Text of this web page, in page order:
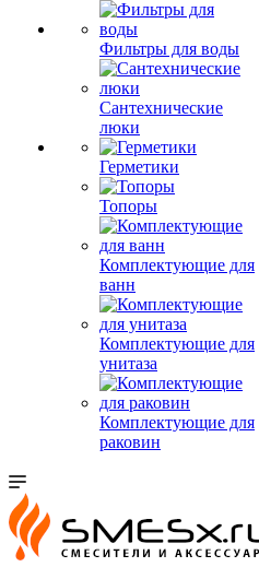
Фильтры для воды
Сантехнические
люки
Герметики
Топоры
Комплектующие для
ванн
Комплектующие для
унитаза
Комплектующие для
раковин